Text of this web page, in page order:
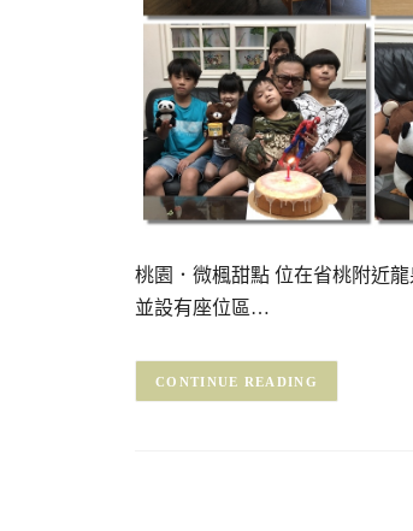
桃園．微楓甜點 位在省桃附近
並設有座位區…
CONTINUE READING